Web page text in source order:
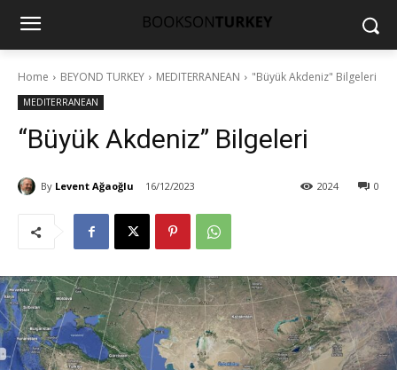
Home BEYOND TURKEY MEDITERRANEAN "Büyük Akdeniz" Bilgeleri
MEDITERRANEAN
“Büyük Akdeniz” Bilgeleri
By Levent Ağaoğlu 16/12/2023 0
2024